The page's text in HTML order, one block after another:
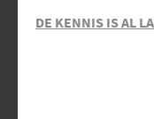
DE KENNIS IS AL